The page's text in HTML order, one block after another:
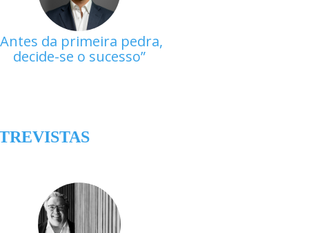
Antes da primeira pedra,
decide-se o sucesso